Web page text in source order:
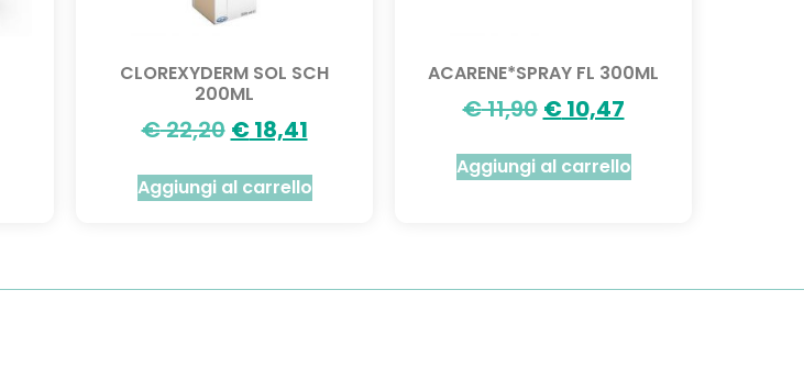
CLOREXYDERM SOL SCH
200ML
€22,20 €18,41
Aggiungi al carrello
ACARENE*SPRAY FL 300ML
€11,90 €10,47
Aggiungi al carrello